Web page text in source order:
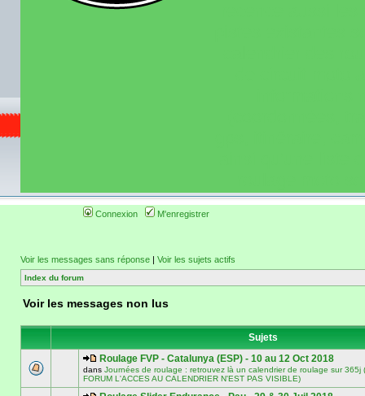
Connexion M'enregistrer
Voir les messages sans réponse | Voir les sujets actifs
Index du forum
Voir les messages non lus
Sujets
Roulage FVP - Catalunya (ESP) - 10 au 12 Oct 2018
dans Journées de roulage : retrouvez là un calendrier de roulage sur 365j
FORUM L'ACCES AU CALENDRIER N'EST PAS VISIBLE)